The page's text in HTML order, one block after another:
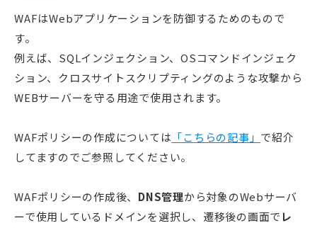
WAFはWebアプリケーションを防御するためのもので
す。
例えば、SQLインジェクション、OSコマンドインジェク
ション、クロスサイトスクリプティングのような攻撃から
WEBサーバーを守る用途で使用されます。
WAFポリシーの作成については 「こちらの記事」 で紹介
してますのでご参照してください。
WAFポリシーの作成後、 DNS管理から対象のWebサーバ
ーで使用しているドメインを選択し、遷移後の画面で レ